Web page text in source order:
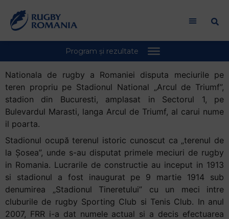
venit
cititorul
All
One
Accessibility
Pentru
porni
cititorul
de
ecran
All
in
Nationala de rugby a Romaniei disputa meciurile pe
teren propriu pe Stadionul National „Arcul de Triumf”,
stadion din Bucuresti, amplasat in Sectorul 1, pe
Bulevardul Marasti, langa Arcul de Triumf, al carui nume
il poarta.
Stadionul ocupă terenul istoric cunoscut ca „terenul de
la Șosea”, unde s-au disputat primele meciuri de rugby
in Romania. Lucrarile de constructie au inceput in 1913
si stadionul a fost inaugurat pe 9 martie 1914 sub
denumirea „Stadionul Tineretului” cu un meci intre
cluburile de rugby Sporting Club si Tenis Club. In anul
2007, FRR i-a dat numele actual si a decis efectuarea